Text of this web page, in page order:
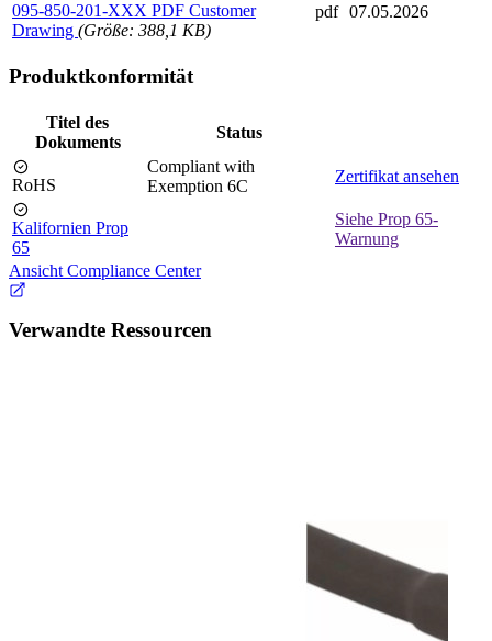
095-850-201-XXX PDF Customer
Drawing (Größe: 388,1 KB)
pdf 07.05.2026
Produktkonformität
Titel des
Dokuments
Status
RoHS
Compliant with
Exemption 6C
Zertifikat ansehen
Kalifornien Prop
65
Siehe Prop 65-
Warnung
Ansicht Compliance Center
Verwandte Ressourcen